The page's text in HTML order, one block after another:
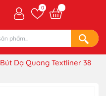
0
Bút Dạ Quang Textliner 38